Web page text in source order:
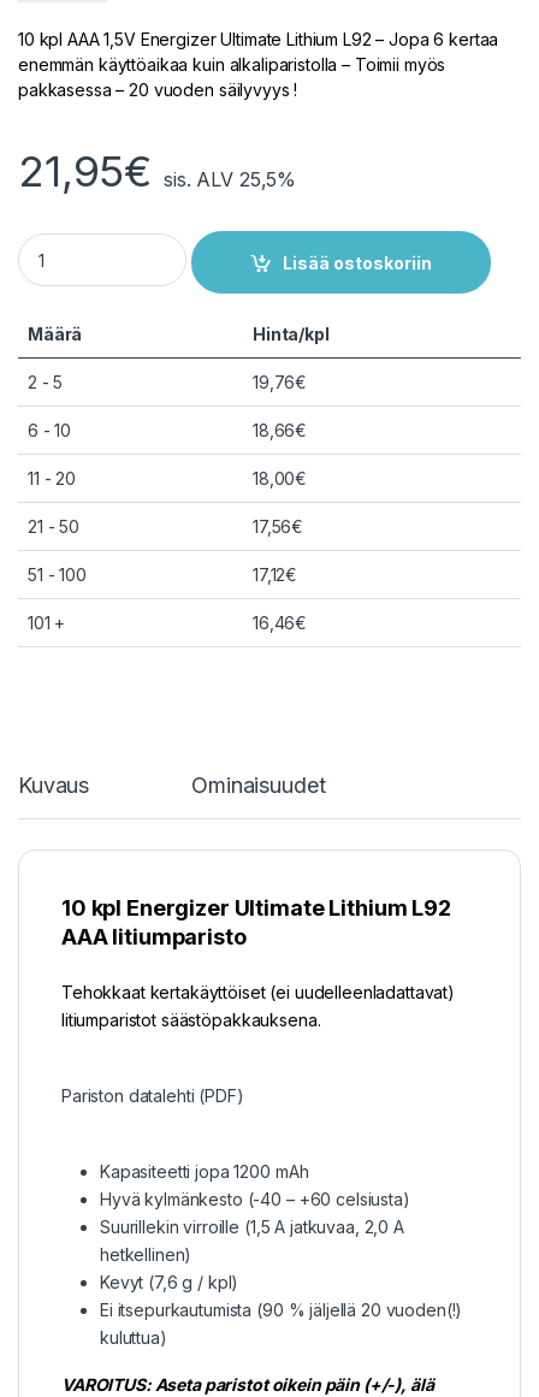
10 kpl AAA 1,5V Energizer Ultimate Lithium L92 – Jopa 6 kertaa
enemmän käyttöaikaa kuin alkaliparistolla – Toimii myös
pakkasessa – 20 vuoden säilyvyys !
21,95€ sis. ALV 25,5%
10 kpl AAA Litiumparisto L92 Energizer Ultimate Lithium - Ei
Lisää ostoskoriin
Määrä Hinta/kpl
2 - 5 19,76€
6 - 10 18,66€
11 - 20 18,00€
21 - 50 17,56€
51 - 100 17,12€
101 + 16,46€
Kuvaus Ominaisuudet
10 kpl Energizer Ultimate Lithium L92
AAA litiumparisto
Tehokkaat kertakäyttöiset (ei uudelleenladattavat)
litiumparistot säästöpakkauksena.
Pariston datalehti (PDF)
Kapasiteetti jopa 1200 mAh
Hyvä kylmänkesto (-40 – +60 celsiusta)
Suurillekin virroille (1,5 A jatkuvaa, 2,0 A
hetkellinen)
Kevyt (7,6 g / kpl)
Ei itsepurkautumista (90 % jäljellä 20 vuoden(!)
kuluttua)
VAROITUS: Aseta paristot oikein päin (+/-), älä